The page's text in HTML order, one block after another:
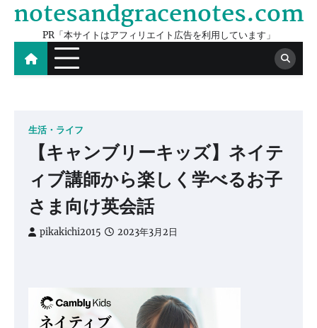
Skip
content
notesandgracenotes.com
PR「本サイトはアフィリエイト広告を利用しています」
生活・ライフ
【キャンブリーキッズ】ネイテ
ィブ講師から楽しく学べるお子
さま向け英会話
pikakichi2015 2023年3月2日